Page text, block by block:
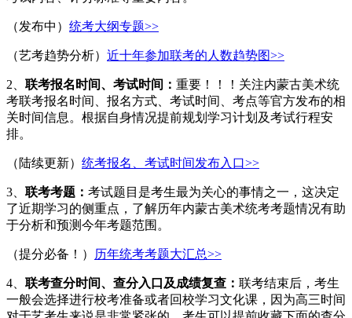
（发布中） 统考大纲专题>>
（艺考趋势分析） 近十年参加联考的人数趋势图>>
2、 联考报名时间、考试时间： 重要！！！关注内蒙古美术统
考联考报名时间、报名方式、考试时间、考点等官方发布的相
关时间信息。根据自身情况提前规划学习计划及考试行程安
排。
（陆续更新） 统考报名、考试时间发布入口>>
3、 联考考题： 考试题目是考生最为关心的事情之一，这决定
了近期学习的侧重点，了解历年内蒙古美术统考考题情况有助
于分析和预测今年考题范围。
（提分必备！） 历年统考考题大汇总>>
4、 联考查分时间、查分入口及成绩复查： 联考结束后，考生
一般会选择进行校考准备或者回校学习文化课，因为高三时间